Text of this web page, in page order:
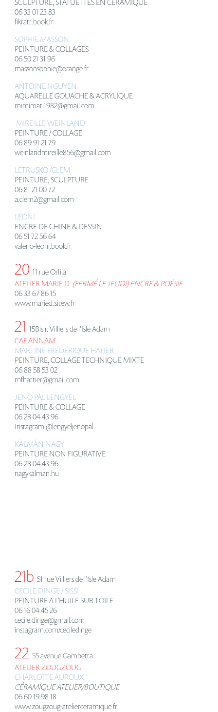
06 33 01 23 83
fikratt.book.fr
SOPHIE MASSON
PEINTURE & COLLAGES
06 50 21 31 96
massonsophie@orange.fr
ANTOINE NGUYEN
AQUARELLE GOUACHE & ACRYLIQUE
mimimati1982@gmail.com
MIREILLE WEINLAND
PEINTURE / COLLAGE
06 89 91 21 79
weinlandmireille856@gmail.com
LETRUSKO /CLEM
PEINTURE, SCULPTURE
06 81 21 00 72
a.clem2@gmail.com
LEONI
ENCRE DE CHINE & DESSIN
06 51 72 56 64
valerio-leoni.book.fr
20 11 rue Orfila
ATELIER MARIE D. (FERMÉLE JEUDI)ENCRE & POÉSIE
06 33 67 86 15
www.maried.sitew.fr
21 15Bis r. Villiers de l'Isle Adam
CAF ANNAM
MARTINE FRÉDÉRIQUE HATIER
PEINTURE, COLLAGE TECHNIQUE MIXTE
06 88 58 53 02
mfhattier@gmail.com
JENÖ PÀL LENGYEL
PEINTURE & COLLAGE
06 28 04 43 96
Instagram @lengyeljenopal
KÀLMÀN NAGY
PEINTURE NON FIGURATIVE
06 28 04 43 96
nagykalman.hu
21b 51 rue Villiers de l’Isle Adam
CECILE DINGE / SISSI
PEINTURE A L’HUILE SUR TOILE
06 16 04 45 26
cecile.dinge@gmail.com
instagram.com/ceciledinge
22 55 avenue Gambetta
ATELIER ZOUGZOUG
CHARLOTTE AUROUX
CÉRAMIQUE ATELIER/BOUTIQUE
06 60 19 98 18
www.zougzoug-atelierceramique.fr